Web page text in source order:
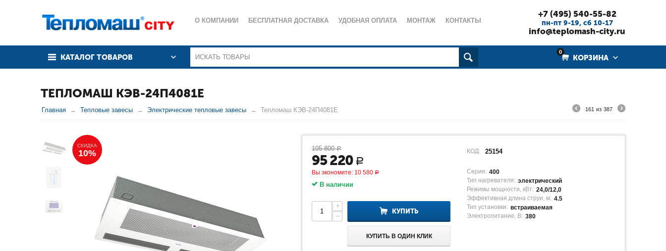
О КОМПАНИИ БЕСПЛАТНАЯ ДОСТАВКА УДОБНАЯ ОПЛАТА МОНТАЖ КОНТАКТЫ
+7 (495) 540-55-82
пн-пт 9-19, cб 10-17
info@teplomash-city.ru
КАТАЛОГ ТОВАРОВ
0
КОРЗИНА
ТЕПЛОМАШ КЭВ-24П4081Е
Главная Тепловые завесы Электрические тепловые завесы Тепломаш КЭВ-24П4081Е 161 из 387
СКИДКА
10% 105 800 Р
95 220 Р
Вы экономите: 10 580 Р
В наличии
+
−
КУПИТЬ
КУПИТЬ В ОДИН КЛИК
КОД: 25154
Серия: 400
Тип нагревателя: электрический
Режимы мощности, кВт: 24,0/12,0
Эффективная длина струи, м: 4.5
Тип установки: встраиваемая
Электропитание, В: 380